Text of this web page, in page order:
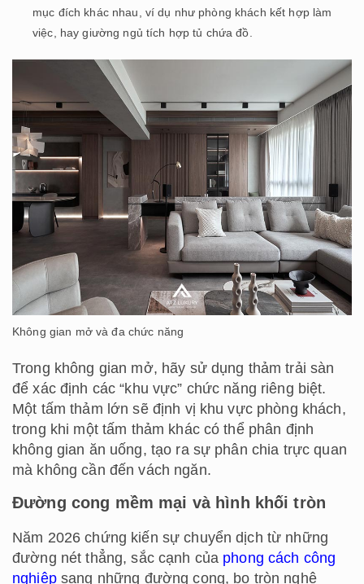
mục đích khác nhau, ví dụ như phòng khách kết hợp làm
việc, hay giường ngủ tích hợp tủ chứa đồ.
Không gian mở và đa chức năng
Trong không gian mở, hãy sử dụng thảm trải sàn
để xác định các “khu vực” chức năng riêng biệt.
Một tấm thảm lớn sẽ định vị khu vực phòng khách,
trong khi một tấm thảm khác có thể phân định
không gian ăn uống, tạo ra sự phân chia trực quan
mà không cần đến vách ngăn.
Đường cong mềm mại và hình khối tròn
Năm 2026 chứng kiến sự chuyển dịch từ những
đường nét thẳng, sắc cạnh của phong cách công
nghiệpsang những đường cong, bo tròn nghệ